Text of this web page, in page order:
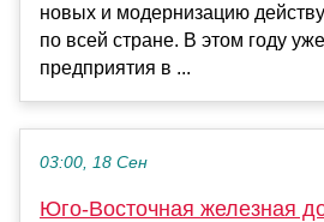
новых и модернизацию
по всей стране. В этом году
предприятия в ...
03:00, 18 Сен
Юго-Восточная железная